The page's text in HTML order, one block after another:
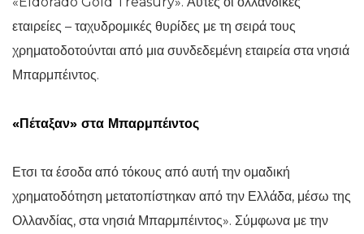
εταιρείες – ταχυδρομικές θυρίδες με τη σειρά τους
χρηματοδοτούνται από μια συνδεδεμένη εταιρεία στα νησιά
Μπαρμπέιντος.
«Πέταξαν» στα Μπαρμπέιντος
Ετσι τα έσοδα από τόκους από αυτή την ομαδική
χρηματοδότηση μετατοπίστηκαν από την Ελλάδα, μέσω της
Ολλανδίας, στα νησιά Μπαρμπέιντος». Σύμφωνα με την